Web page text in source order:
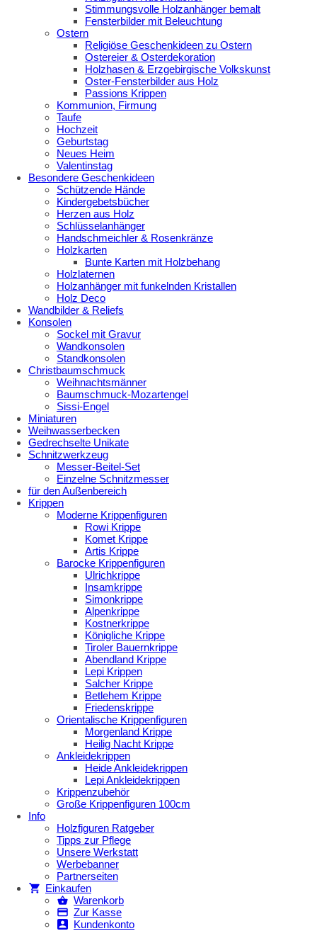
Stimmungsvolle Holzanhänger bemalt
Fensterbilder mit Beleuchtung
Ostern
Religiöse Geschenkideen zu Ostern
Ostereier & Osterdekoration
Holzhasen & Erzgebirgische Volkskunst
Oster-Fensterbilder aus Holz
Passions Krippen
Kommunion, Firmung
Taufe
Hochzeit
Geburtstag
Neues Heim
Valentinstag
Besondere Geschenkideen
Schützende Hände
Kindergebetsbücher
Herzen aus Holz
Schlüsselanhänger
Handschmeichler & Rosenkränze
Holzkarten
Bunte Karten mit Holzbehang
Holzlaternen
Holzanhänger mit funkelnden Kristallen
Holz Deco
Wandbilder & Reliefs
Konsolen
Sockel mit Gravur
Wandkonsolen
Standkonsolen
Christbaumschmuck
Weihnachtsmänner
Baumschmuck-Mozartengel
Sissi-Engel
Miniaturen
Weihwasserbecken
Gedrechselte Unikate
Schnitzwerkzeug
Messer-Beitel-Set
Einzelne Schnitzmesser
für den Außenbereich
Krippen
Moderne Krippenfiguren
Rowi Krippe
Komet Krippe
Artis Krippe
Barocke Krippenfiguren
Ulrichkrippe
Insamkrippe
Simonkrippe
Alpenkrippe
Kostnerkrippe
Königliche Krippe
Tiroler Bauernkrippe
Abendland Krippe
Lepi Krippen
Salcher Krippe
Betlehem Krippe
Friedenskrippe
Orientalische Krippenfiguren
Morgenland Krippe
Heilig Nacht Krippe
Ankleidekrippen
Heide Ankleidekrippen
Lepi Ankleidekrippen
Krippenzubehör
Große Krippenfiguren 100cm
Info
Holzfiguren Ratgeber
Tipps zur Pflege
Unsere Werkstatt
Werbebanner
Partnerseiten
Einkaufen
Warenkorb
Zur Kasse
Kundenkonto